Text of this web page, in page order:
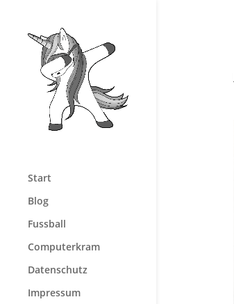
Start
Blog
Fussball
Computerkram
Datenschutz
Impressum